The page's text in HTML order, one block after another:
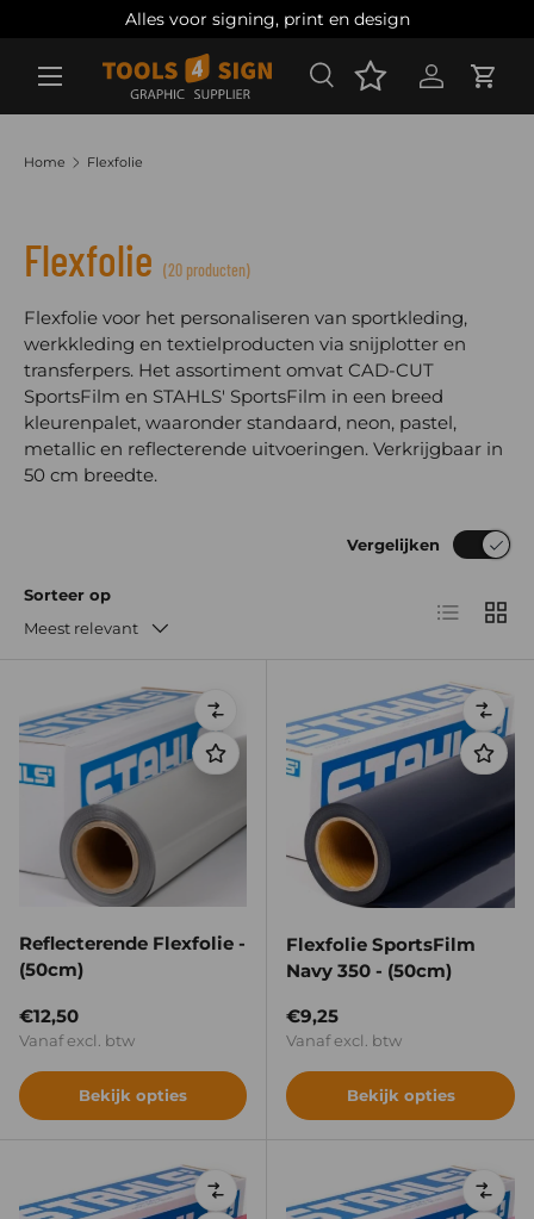
Alles voor signing, print en design
Zoeken
Zoeken Account
Home Flexfolie
Flexfolie (20 producten)
Flexfolie voor het personaliseren van sportkleding,
werkkleding en textielproducten via snijplotter en
transferpers. Het assortiment omvat CAD-CUT
SportsFilm en STAHLS' SportsFilm in een breed
kleurenpalet, waaronder standaard, neon, pastel,
metallic en reflecterende uitvoeringen. Verkrijgbaar in
50 cm breedte.
Sorteer op
Meest relevant
Vergelijken
Lijst
Vergelijken
Reflecterende Flexfolie -
(50cm)
Reguliere prijs
€12,50
Vanaf excl. btw
Bekijk opties
Flexfolie SportsFilm
Navy 350 - (50cm)
Reguliere prijs
€9,25
Vanaf excl. btw
Bekijk opties
Vergelijken